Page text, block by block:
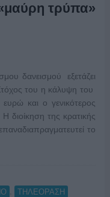
τρύπα»
δανεισμού εξετάζει
του η κάλυψη του
και ο γενικότερος
διοίκηση της κρατικής
το
ΤΗΛΕΟΡΑΣΗ